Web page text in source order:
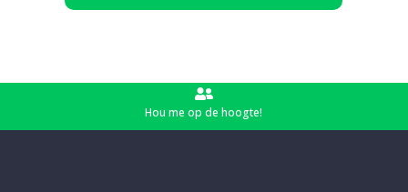

Hou me op de hoogte!